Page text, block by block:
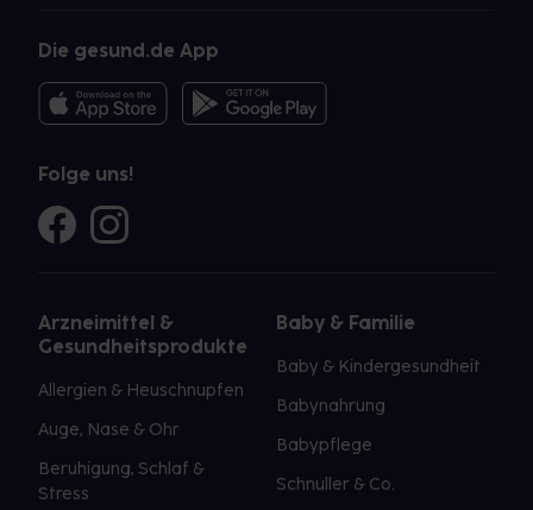
Die gesund.de App
Folge uns!
Arzneimittel &
Gesundheitsprodukte
Allergien & Heuschnupfen
Auge, Nase & Ohr
Beruhigung, Schlaf &
Stress
Baby & Familie
Baby & Kindergesundheit
Babynahrung
Babypflege
Schnuller & Co.